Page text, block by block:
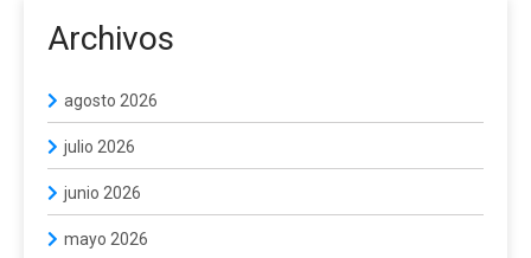
Archivos
agosto 2026
julio 2026
junio 2026
mayo 2026